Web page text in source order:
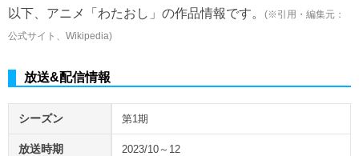
以下、アニメ「わたおし」の作品情報です。
(※引用・編集元：
公式サイト、Wikipedia)
放送&配信情報
シーズン 第1期
放送時期 2023/10～12